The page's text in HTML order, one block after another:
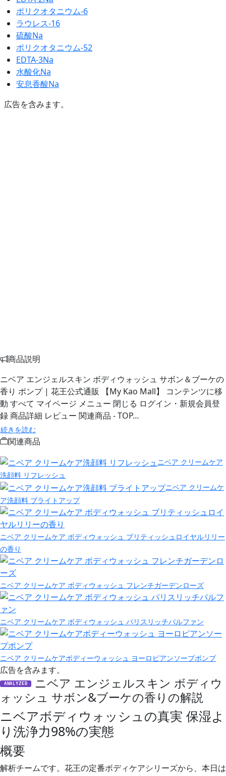
ポリクオタニウム-6
ラウレス-16
硫酸Na
ポリクオタニウム-52
EDTA-3Na
水酸化Na
安息香酸Na
広告を含みます。
商品説明
ニベア エンジェルスキン ボディウォッシュ サボン＆ブーケの
香り ポンプ | 花王公式通販 【My Kao Mall】 コンテンツに移
動 すべて マイページ メニュー 閉じる ログイン・新規会員登
録 商品詳細 レビュー 関連商品 - TOP…
続きを読む
関連商品
ニベア クリームケア
洗顔料 リフレッシュ
ニベア クリームケ
ア洗顔料 ブライトアップ
ニベア クリームケア ボディウォッシュ ブリティッシュロイヤルリリー
の香り
ニベア クリームケア ボディウォッシュ フレンチガーデンローズ
ニベア クリームケア ボディウォッシュ パリスリッチパルファン
ニベア クリームケアボディーウォッシュ ヨーロピアンソープポンプ
広告を含みます。
ANALYZED
ニベア エンジェルスキン ボディウ
ォッシュ サボン&ブーケの香りの解説
ニベアボディウォッシュの真実 保湿よ
り洗浄力98%の実態
概要
解析チームです。花王の定番ボディケアシリーズから、本日は